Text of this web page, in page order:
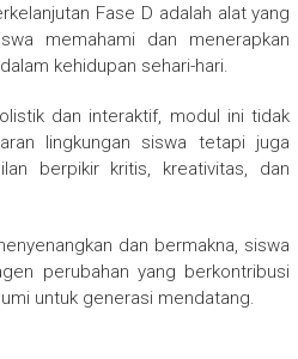
Fase D adalah alat yang
memahami dan menerapkan
kehidupan sehari-hari.
dan interaktif, modul ini tidak
lingkungan siswa tetapi juga
berpikir kritis, kreativitas, dan
dan bermakna, siswa
perubahan yang berkontribusi
untuk generasi mendatang.